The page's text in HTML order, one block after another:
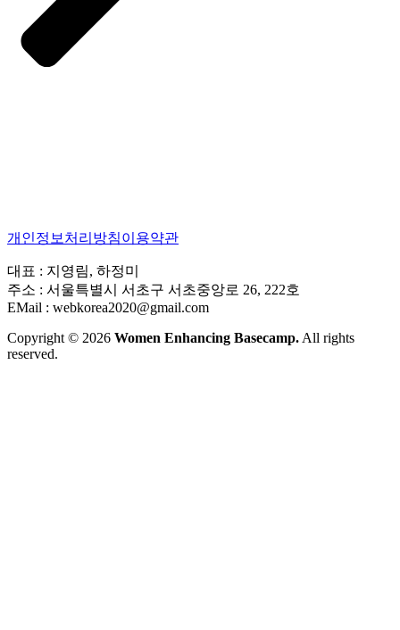
개인정보처리방침이용약관
대표 : 지영림, 하정미
주소 : 서울특별시 서초구 서초중앙로 26, 222호
EMail : webkorea2020@gmail.com
Copyright © 2026 Women Enhancing Basecamp.All rights
reserved.